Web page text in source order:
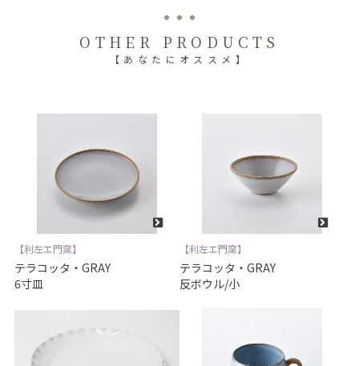
OTHER PRODUCTS
【あなたにオススメ】
【利左エ門窯】
テラコッタ・GRAY
6寸皿
【利左エ門窯】
テラコッタ・GRAY
反ボウル/小